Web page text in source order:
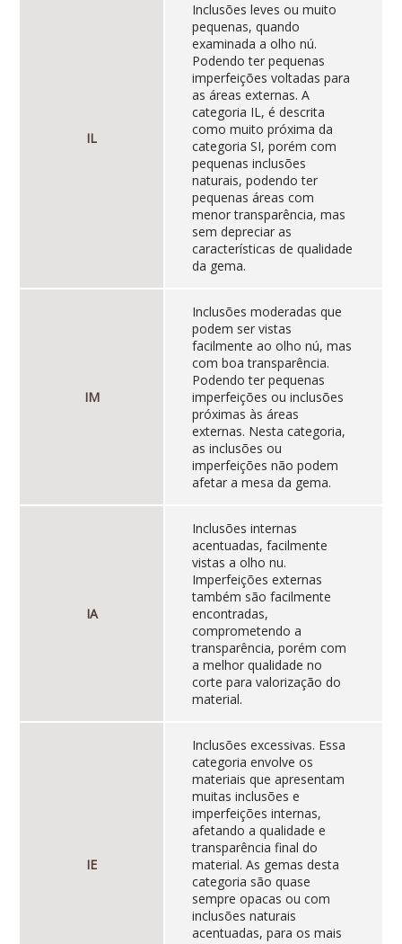
IL
Inclusões leves ou muito
pequenas, quando
examinada a olho nú.
Podendo ter pequenas
imperfeições voltadas para
as áreas externas. A
categoria IL, é descrita
como muito próxima da
categoria SI, porém com
pequenas inclusões
naturais, podendo ter
pequenas áreas com
menor transparência, mas
sem depreciar as
características de qualidade
da gema.
IM
Inclusões moderadas que
podem ser vistas
facilmente ao olho nú, mas
com boa transparência.
Podendo ter pequenas
imperfeições ou inclusões
próximas às áreas
externas. Nesta categoria,
as inclusões ou
imperfeições não podem
afetar a mesa da gema.
IA
Inclusões internas
acentuadas, facilmente
vistas a olho nu.
Imperfeições externas
também são facilmente
encontradas,
comprometendo a
transparência, porém com
a melhor qualidade no
corte para valorização do
material.
IE
Inclusões excessivas. Essa
categoria envolve os
materiais que apresentam
muitas inclusões e
imperfeições internas,
afetando a qualidade e
transparência final do
material. As gemas desta
categoria são quase
sempre opacas ou com
inclusões naturais
acentuadas, para os mais